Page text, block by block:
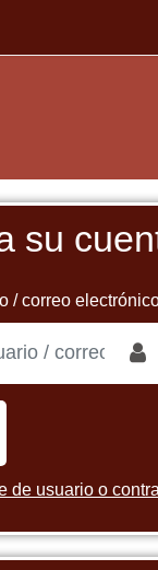
una nueva cuenta
su
/ correo
de usuario o